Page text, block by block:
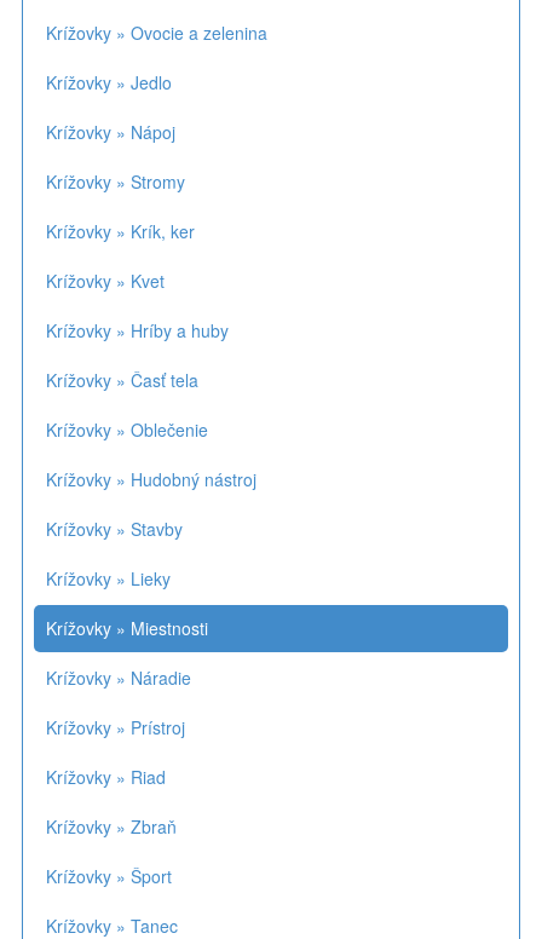
Krížovky » Ovocie a zelenina
Krížovky » Jedlo
Krížovky » Nápoj
Krížovky » Stromy
Krížovky » Krík, ker
Krížovky » Kvet
Krížovky » Hríby a huby
Krížovky » Časť tela
Krížovky » Oblečenie
Krížovky » Hudobný nástroj
Krížovky » Stavby
Krížovky » Lieky
Krížovky » Miestnosti
Krížovky » Náradie
Krížovky » Prístroj
Krížovky » Riad
Krížovky » Zbraň
Krížovky » Šport
Krížovky » Tanec